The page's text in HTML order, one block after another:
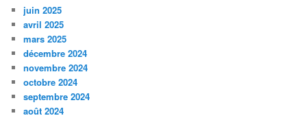
juin 2025
avril 2025
mars 2025
décembre 2024
novembre 2024
octobre 2024
septembre 2024
août 2024